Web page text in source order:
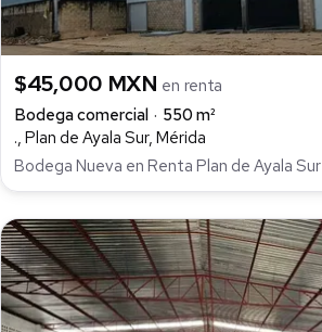
$45,000 MXN en renta
Bodega comercial
550 m²
., Plan de Ayala Sur, Mérida
Bodega Nueva en Renta Plan de Ayala Sur